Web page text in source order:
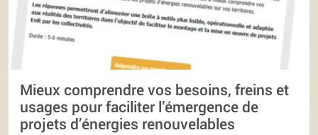
Mieux comprendre vos besoins, freins et
usages pour faciliter l’émergence de
projets d’énergies renouvelables